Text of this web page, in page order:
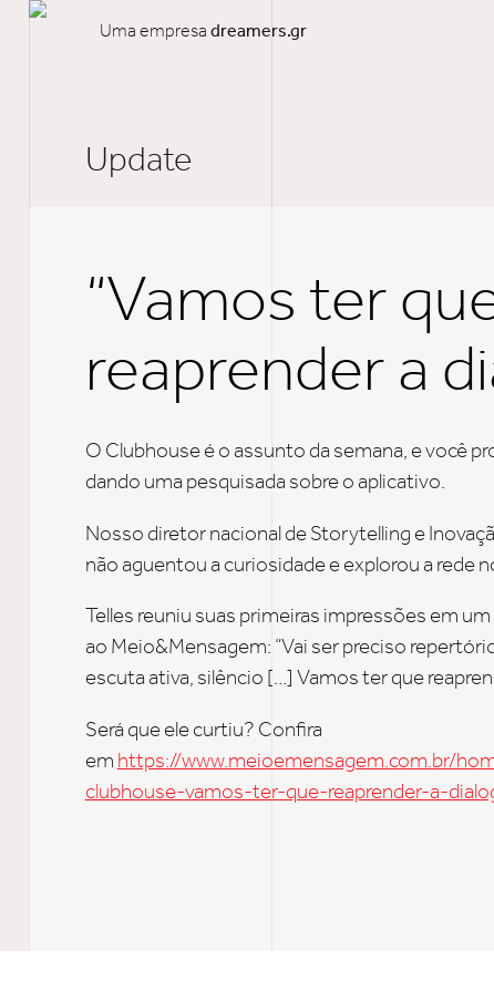
Uma empresadreamers.gr
Update
“Vamos ter
reaprender a
O Clubhouse é o assunto da semana, e você
dando uma pesquisada sobre o aplicativo.
Nosso diretor nacional de Storytelling e
não aguentou a curiosidade e explorou a rede
Telles reuniu suas primeiras impressões em
ao Meio&Mensagem: “Vai ser preciso
escuta ativa, silêncio […] Vamos ter que
Será que ele curtiu? Confira
em https://www.meioemensagem.com.br/
clubhouse-vamos-ter-que-reaprender-a-